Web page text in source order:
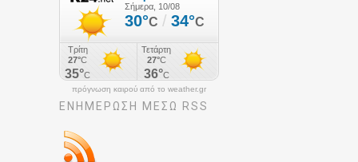
πρόγνωση καιρού από το weather.gr
ΕΝΗΜΈΡΩΣΉ ΜΕΣΩ RSS